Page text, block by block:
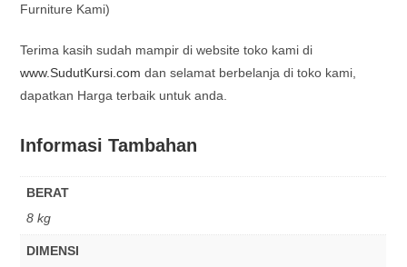
Furniture Kami)
Terima kasih sudah mampir di website toko kami di
www.SudutKursi.com dan selamat berbelanja di toko kami,
dapatkan Harga terbaik untuk anda.
Informasi Tambahan
BERAT
8 kg
DIMENSI